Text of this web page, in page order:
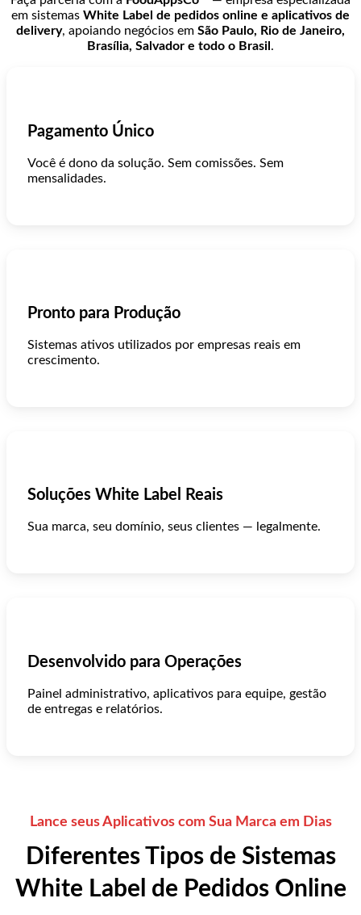
em sistemas White Label de pedidos online e aplicativos de
delivery, apoiando negócios em São Paulo, Rio de Janeiro,
Brasília, Salvador e todo o Brasil .
Pagamento Único
Você é dono da solução. Sem comissões. Sem
mensalidades.
Pronto para Produção
Sistemas ativos utilizados por empresas reais em
crescimento.
Soluções White Label Reais
Sua marca, seu domínio, seus clientes — legalmente.
Desenvolvido para Operações
Painel administrativo, aplicativos para equipe, gestão
de entregas e relatórios.
Lance seus Aplicativos com Sua Marca em Dias
Diferentes Tipos de Sistemas
White Label de Pedidos Online